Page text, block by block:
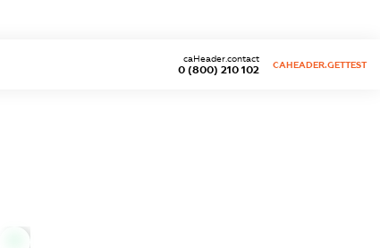
0 (800) 210 102
caHeader.contact
CAHEADER.GETTEST